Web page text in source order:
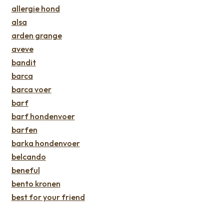
allergie hond
alsa
arden grange
aveve
bandit
barca
barca voer
barf
barf hondenvoer
barfen
barka hondenvoer
belcando
beneful
bento kronen
best for your friend